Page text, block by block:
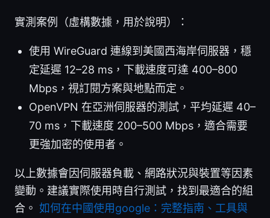
實測案例（虛構數據，用於說明）：
使用 WireGuard 連線到美國西海岸伺服器，穩
定延遲 12–28 ms，下載速度可達 400–800
Mbps，視訂閱方案與地點而定。
OpenVPN 在亞洲伺服器的測試，平均延遲 40–
70 ms，下載速度 200–500 Mbps，適合需要
更強加密的使用者。
以上數據會因伺服器負載、網路狀況與裝置等因素
變動。建議實際使用時自行測試，找到最適合的組
合。 如何在中國使用google：完整指南、工具與